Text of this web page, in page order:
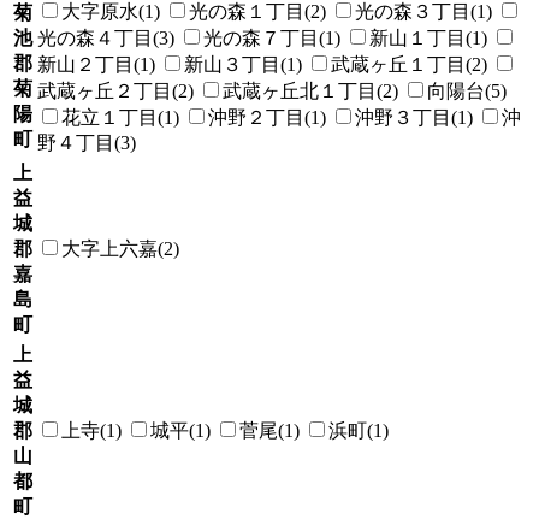
菊
池
郡
菊
陽
町
大字原水(1) 光の森１丁目(2)
光の森３丁目(1)
光の森４丁目(3)
光の森７丁目(1)
新山１丁目(1)
新山２丁目(1)
新山３丁目(1)
武蔵ヶ丘１丁目(2)
武蔵ヶ丘２丁目(2)
武蔵ヶ丘北１丁目(2)
向陽台(5)
花立１丁目(1)
沖野２丁目(1) 沖野３丁目(1)
沖
野４丁目(3)
上
益
城
郡
嘉
島
町
大字上六嘉(2)
上
益
城
郡
山
都
町
上寺(1) 城平(1) 菅尾(1) 浜町(1)